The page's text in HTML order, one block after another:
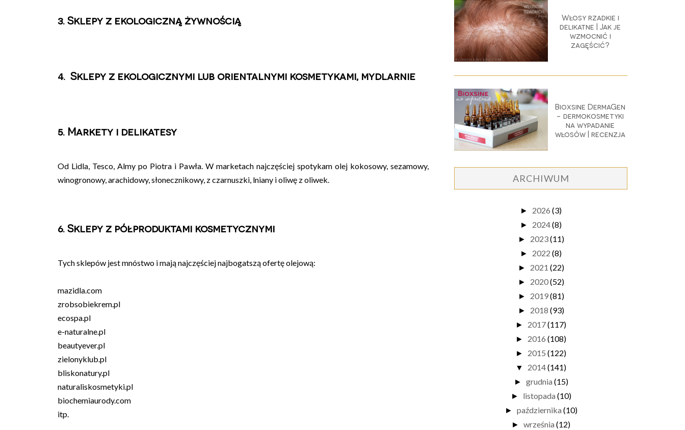
3. Sklepy z ekologiczną żywnością
4. Sklepy z ekologicznymi lub orientalnymi kosmetykami, mydlarnie
5. Markety i delikatesy
Od Lidla, Tesco, Almy po Piotra i Pawła. W marketach najczęściej spotykam olej kokosowy, sezamowy,
winogronowy, arachidowy, słonecznikowy, z czarnuszki, lniany i oliwę z oliwek.
6. Sklepy z półproduktami kosmetycznymi
Tych sklepów jest mnóstwo i mają najczęściej najbogatszą ofertę olejową:
mazidla.com
zrobsobiekrem.pl
ecospa.pl
e-naturalne.pl
beautyever.pl
zielonyklub.pl
bliskonatury.pl
naturaliskosmetyki.pl
biochemiaurody.com
itp.
Włosy rzadkie i
delikatne | Jak je
wzmocnić i
zagęścić?
Bioxsine DermaGen
- dermokosmetyki
na wypadanie
włosów | recenzja
ARCHIWUM
► 2026 (3)
► 2024(8)
► 2023(11)
► 2022 (8)
► 2021 (22)
► 2020(52)
► 2019(81)
► 2018 (93)
► 2017(117)
► 2016 (108)
► 2015 (122)
▼ 2014(141)
► grudnia (15)
► listopada (10)
► października (10)
► września (12)